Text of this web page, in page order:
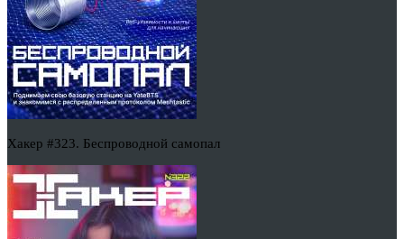
Хакер #323. Беспроводной самопал